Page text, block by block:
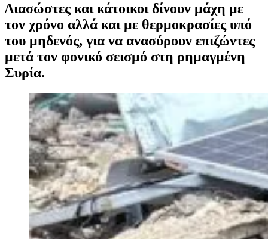
Διασώστες και κάτοικοι δίνουν μάχη με
τον χρόνο αλλά και με θερμοκρασίες υπό
του μηδενός, για να ανασύρουν επιζώντες
μετά τον φονικό σεισμό στη ρημαγμένη
Συρία.